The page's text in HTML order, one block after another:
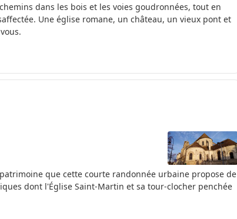
dans les bois et les voies goudronnées, tout en
Une église romane, un château, un vieux pont et
que cette courte randonnée urbaine propose de
dont l'Église Saint-Martin et sa tour-clocher penchée